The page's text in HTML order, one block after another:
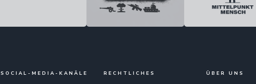
SOCIAL-MEDIA-KANÄLE RECHTLICHES ÜBER UNS